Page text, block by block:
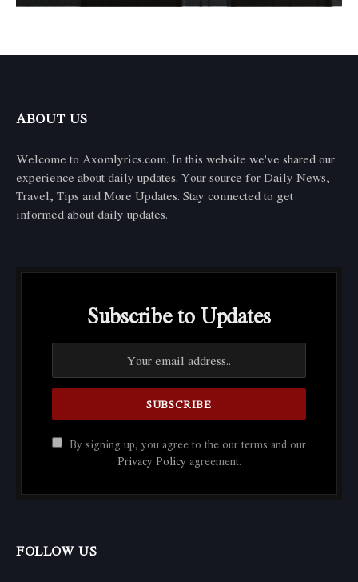
ABOUT US
Welcome to Axomlyrics.com. In this website we've shared our
experience about daily updates. Your source for Daily News,
Travel, Tips and More Updates. Stay connected to get
informed about daily updates.
Subscribe to Updates
By signing up, you agree to the our terms and our
Privacy Policy agreement.
FOLLOW US